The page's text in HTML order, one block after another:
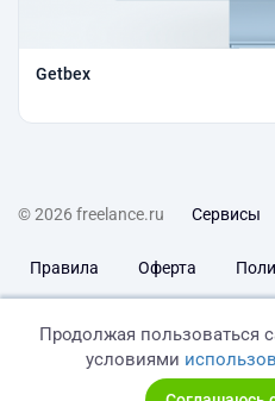
Getbex
© 2026 freelance.ru Сервисы
Правила Оферта
Продолжая пользоваться
условиями